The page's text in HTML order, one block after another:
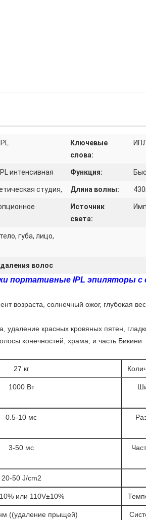
Ключевые
слова:
интенсивная Функция:
студия, Длина волны:
Источник
света:
губа, лицо,
волос
портативные IPL эпиляторы с
возраста, солнечный ожог, глубокая
удаление красных кровяных пятен,
конечностей, храма, и часть Бикини
27 кг
1000 Вт
0.5-10 мс
3-50 мс
20-50 J/cm2
или 110V±10%
((удаление прыщей)